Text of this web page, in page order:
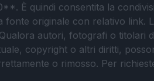
È quindi consentita la
fonte originale con relativo link.
autori, fotografi o titolari
copyright o altri diritti,
o rimosso. Per